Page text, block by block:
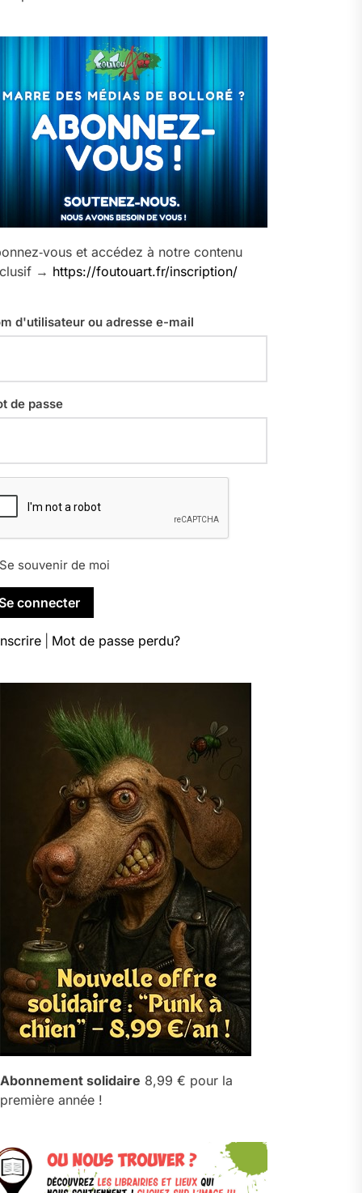
et accédez à notre contenu
→ https://foutouart.fr/inscription/
d'utilisateur ou adresse e-mail
de passe
Se souvenir de moi
Mot de passe perdu?
Abonnement solidaire 8,99 € pour la
première année !